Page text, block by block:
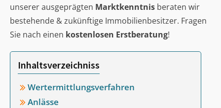
unserer ausgeprägten Marktkenntnis beraten wir
bestehende & zukünftige Immobilienbesitzer. Fragen
Sie nach einen kostenlosen Erstberatung!
Inhaltsverzeichniss
Wertermittlungsverfahren
Anlässe